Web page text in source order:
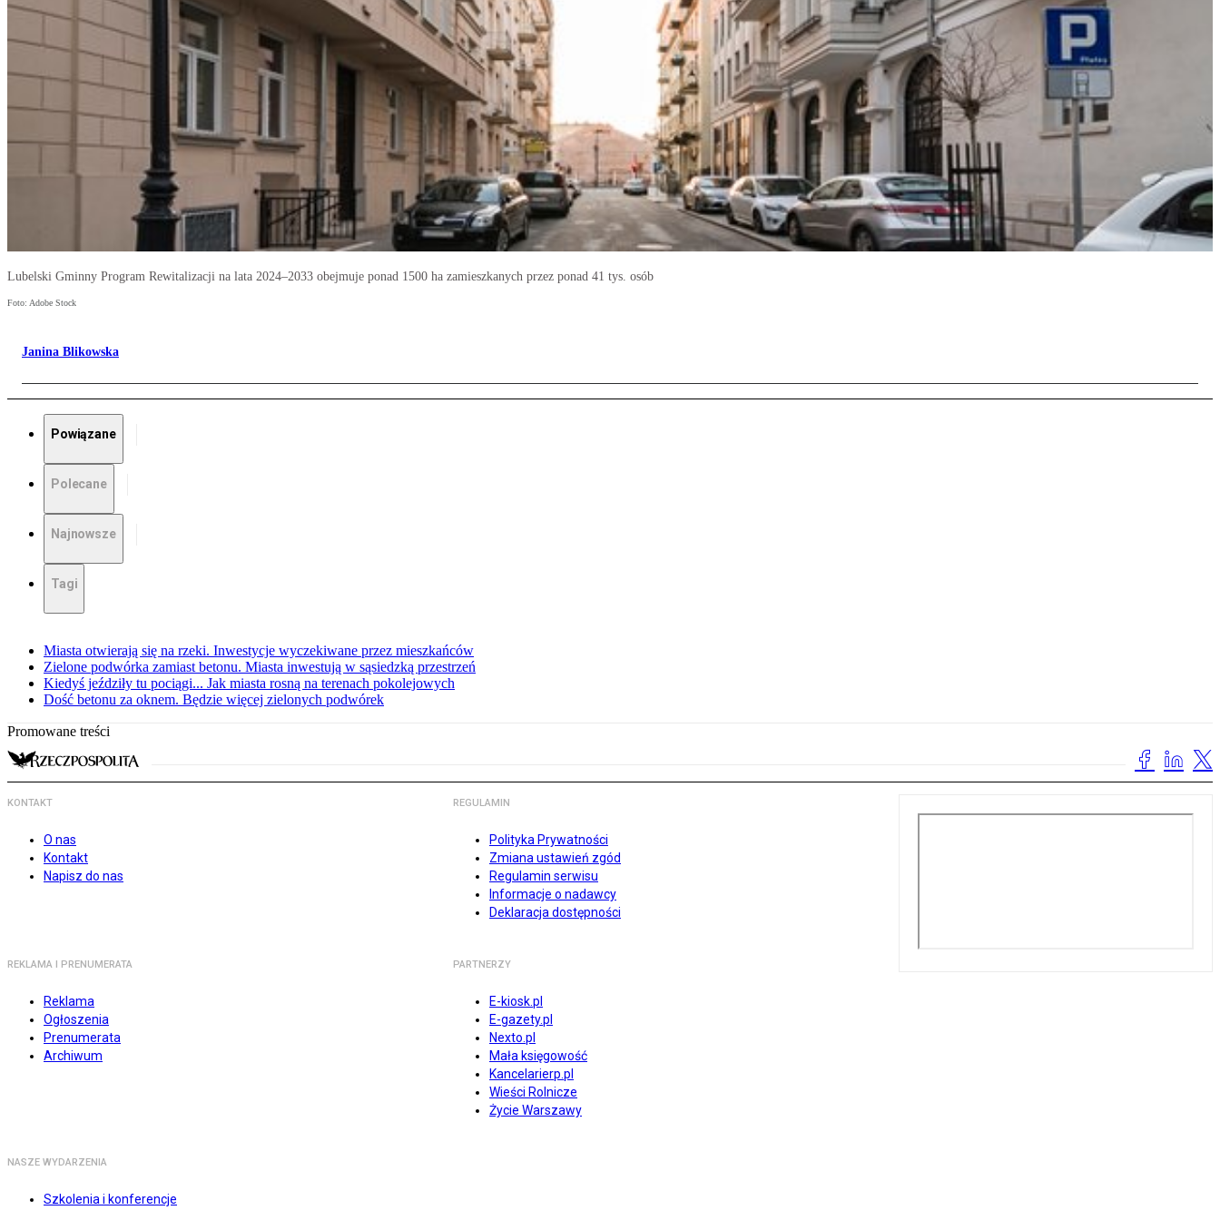
Lubelski Gminny Program Rewitalizacji na lata 2024–2033 obejmuje ponad 1500 ha zamieszkanych przez ponad 41 tys. osób
Foto: Adobe Stock
Janina Blikowska
Powiązane
Polecane
Najnowsze
Tagi
Miasta otwierają się na rzeki. Inwestycje wyczekiwane przez mieszkańców
Zielone podwórka zamiast betonu. Miasta inwestują w sąsiedzką przestrzeń
Kiedyś jeździły tu pociągi... Jak miasta rosną na terenach pokolejowych
Dość betonu za oknem. Będzie więcej zielonych podwórek
Promowane treści
KONTAKT
O nas
Kontakt
Napisz do nas
REGULAMIN
Polityka Prywatności
Zmiana ustawień zgód
Regulamin serwisu
Informacje o nadawcy
Deklaracja dostępności
REKLAMA I PRENUMERATA
Reklama
Ogłoszenia
Prenumerata
Archiwum
PARTNERZY
E-kiosk.pl
E-gazety.pl
Nexto.pl
Mała księgowość
Kancelarierp.pl
Wieści Rolnicze
Życie Warszawy
NASZE WYDARZENIA
Szkolenia i konferencje